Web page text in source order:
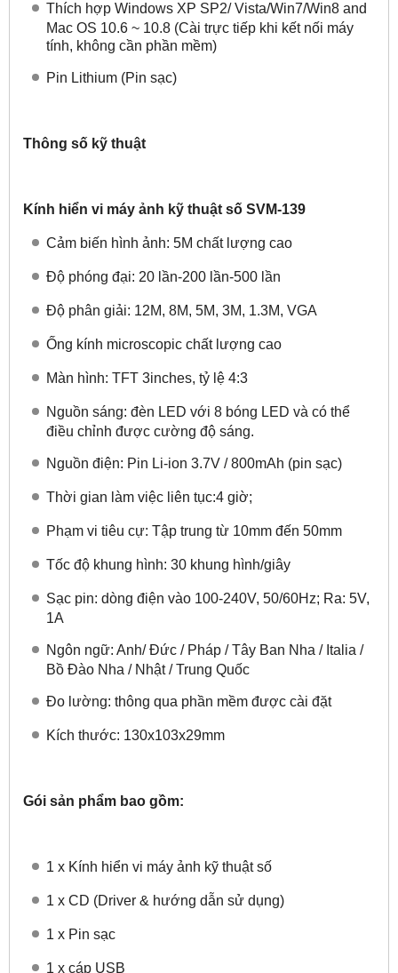
Thích hợp Windows XP SP2/ Vista/Win7/Win8 and
Mac OS 10.6 ~ 10.8 (Cài trực tiếp khi kết nối máy
tính, không cần phần mềm)
Pin Lithium (Pin sạc)
Thông số kỹ thuật
Kính hiển vi máy ảnh kỹ thuật số SVM-139
Cảm biến hình ảnh: 5M chất lượng cao
Độ phóng đại: 20 lần-200 lần-500 lần
Độ phân giải: 12M, 8M, 5M, 3M, 1.3M, VGA
Ống kính microscopic chất lượng cao
Màn hình: TFT 3inches, tỷ lệ 4:3
Nguồn sáng: đèn LED với 8 bóng LED và có thể
điều chỉnh được cường độ sáng.
Nguồn điện: Pin Li-ion 3.7V / 800mAh (pin sạc)
Thời gian làm việc liên tục:4 giờ;
Phạm vi tiêu cự: Tập trung từ 10mm đến 50mm
Tốc độ khung hình: 30 khung hình/giây
Sạc pin: dòng điện vào 100-240V, 50/60Hz; Ra: 5V,
1A
Ngôn ngữ: Anh/ Đức / Pháp / Tây Ban Nha / Italia /
Bồ Đào Nha / Nhật / Trung Quốc
Đo lường: thông qua phần mềm được cài đặt
Kích thước: 130x103x29mm
Gói sản phẩm bao gồm:
1 x Kính hiển vi máy ảnh kỹ thuật số
1 x CD (Driver & hướng dẫn sử dụng)
1 x Pin sạc
1 x cáp USB